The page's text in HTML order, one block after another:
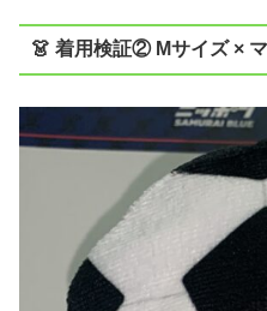
👗 着用検証② Mサイズ ×